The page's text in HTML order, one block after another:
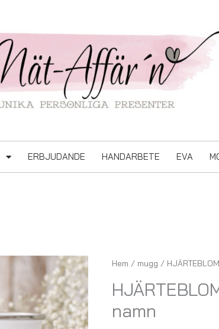
ERBJUDANDE HANDARBETE EVA
Hem / mugg /
namn
HJÄRTEBLOM
emaljmugg
med